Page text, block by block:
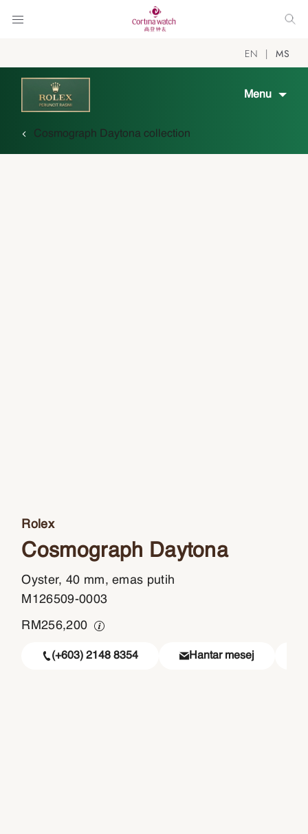
EN MS
Menu
Cosmograph Daytona collection
Rolex
Cosmograph Daytona
Oyster, 40 mm, emas putih
M126509-0003
RM256,200
(+603) 2148 8354 Hantar mesej